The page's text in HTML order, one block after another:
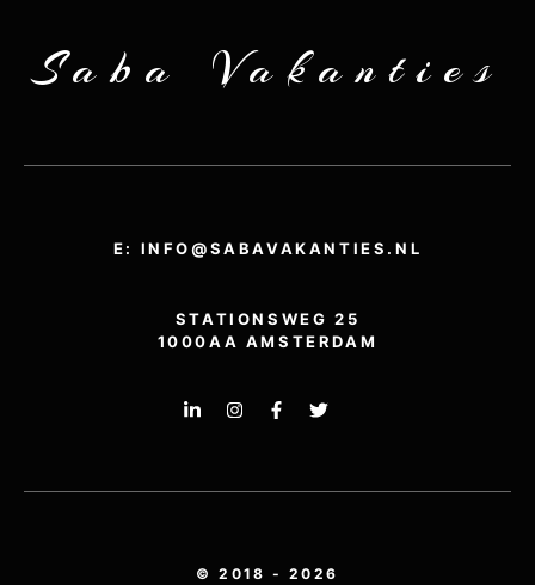
Saba Vakanties
E: INFO@SABAVAKANTIES.NL
STATIONSWEG 25
1000AA AMSTERDAM
© 2018 - 2026